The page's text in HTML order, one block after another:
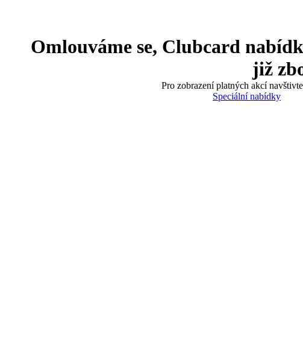
Omlouváme se, Clubcard
již
Pro zobrazení platných akcí
Speciální nabídky